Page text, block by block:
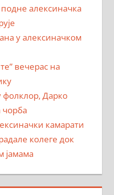
алексиначка
у алексиначком
вечерас на
фолклор, Дарко
камарати
колеге док
јамама